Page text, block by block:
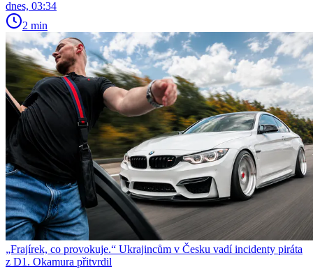
dnes, 03:34
2 min
„Frajírek, co provokuje.“ Ukrajincům v Česku vadí incidenty piráta
z D1. Okamura přitvrdil